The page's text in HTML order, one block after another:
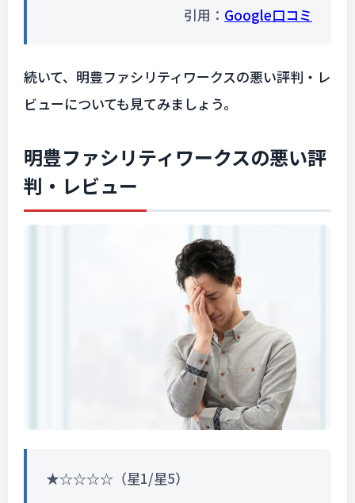
引用： Google口コミ
続いて、明豊ファシリティワークスの悪い評判・レ
ビューについても見てみましょう。
明豊ファシリティワークスの悪い評
判・レビュー
★☆☆☆☆（星1/星5）